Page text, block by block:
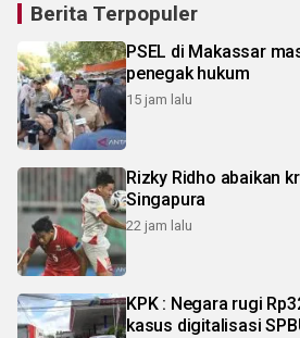
Berita Terpopuler
PSEL di Makassar
penegak hukum
15 jam lalu
Rizky Ridho abaikan
Singapura
22 jam lalu
KPK : Negara rugi
kasus digitalisasi